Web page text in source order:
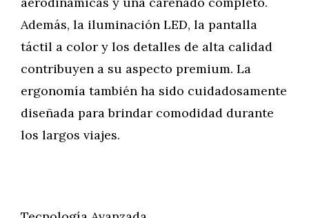
Además, la iluminación LED, la pantalla
táctil a color y los detalles de alta calidad
contribuyen a su aspecto premium. La
ergonomía también ha sido cuidadosamente
diseñada para brindar comodidad durante
los largos viajes.